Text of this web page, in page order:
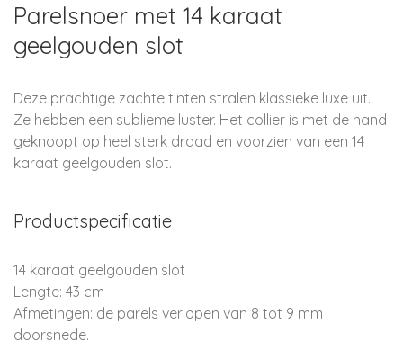
Parelsnoer met 14 karaat
geelgouden slot
Deze prachtige zachte tinten stralen klassieke luxe uit.
Ze hebben een sublieme luster. Het collier is met de hand
geknoopt op heel sterk draad en voorzien van een 14
karaat geelgouden slot.
Productspecificatie
14 karaat geelgouden slot
Lengte: 43 cm
Afmetingen: de parels verlopen van 8 tot 9 mm
doorsnede.